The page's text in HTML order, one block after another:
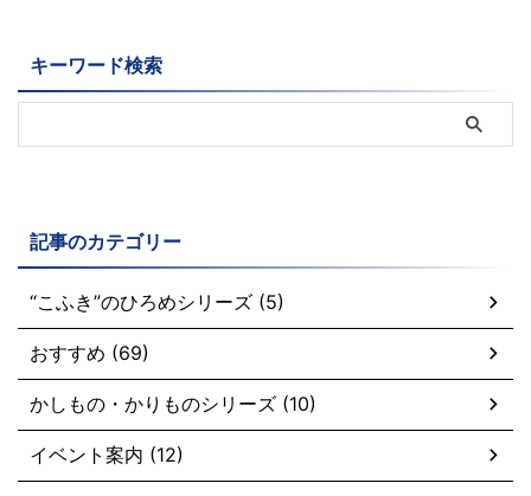
キーワード検索
記事のカテゴリー
“こふき”のひろめシリーズ (5)
おすすめ (69)
かしもの・かりものシリーズ (10)
イベント案内 (12)